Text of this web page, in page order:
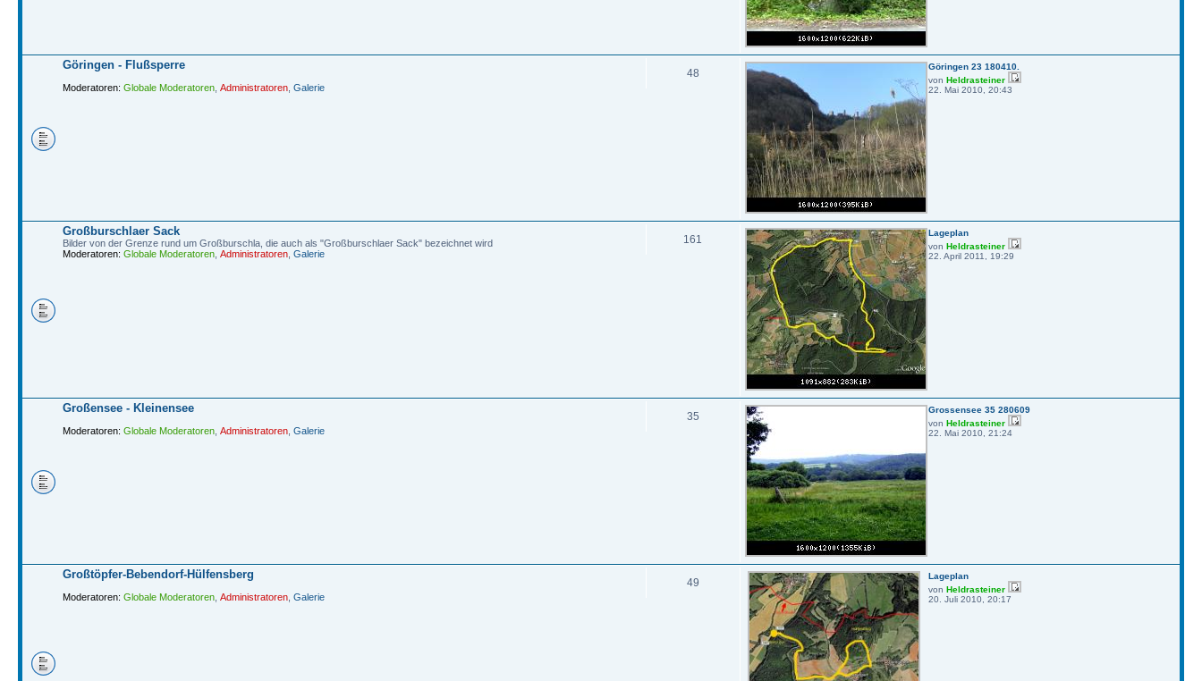
Göringen - Flußsperre
Moderatoren: Globale Moderatoren Administratoren Galerie
48
Göringen 23 180410.
von Heldrasteiner
22. Mai 2010, 20:43
Großburschlaer Sack
Bilder von der Grenze rund um Großburschla, die auch als "Großburschlaer Sack" bezeichnet wird
Moderatoren: Globale Moderatoren Administratoren Galerie
161
Lageplan
von Heldrasteiner
22. April 2011, 19:29
Großensee - Kleinensee
Moderatoren: Globale Moderatoren Administratoren Galerie
35
Grossensee 35 280609
von Heldrasteiner
22. Mai 2010, 21:24
Großtöpfer-Bebendorf-Hülfensberg
Moderatoren: Globale Moderatoren Administratoren Galerie
49
Lageplan
von Heldrasteiner
20. Juli 2010, 20:17